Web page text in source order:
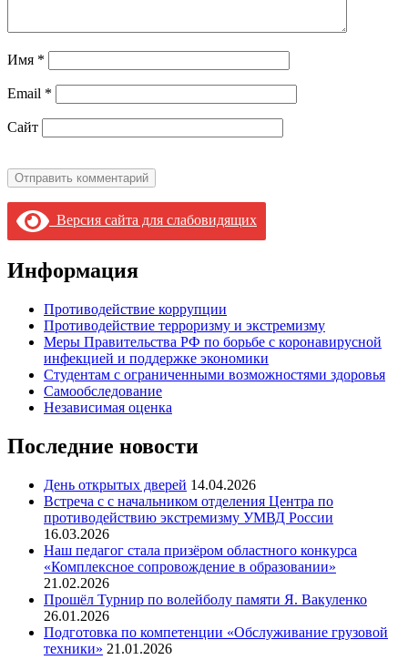
Имя *
Email *
Сайт
Версия сайта для слабовидящих
Информация
Противодействие коррупции
Противодействие терроризму и экстремизму
Меры Правительства РФ по борьбе с коронавирусной
инфекцией и поддержке экономики
Студентам с ограниченными возможностями здоровья
Самообследование
Независимая оценка
Последние новости
День открытых дверей 14.04.2026
Встреча с с начальником отделения Центра по
противодействию экстремизму УМВД России
16.03.2026
Наш педагог стала призёром областного конкурса
«Комплексное сопровождение в образовании»
21.02.2026
Прошёл Турнир по волейболу памяти Я. Вакуленко
26.01.2026
Подготовка по компетенции «Обслуживание грузовой
техники» 21.01.2026